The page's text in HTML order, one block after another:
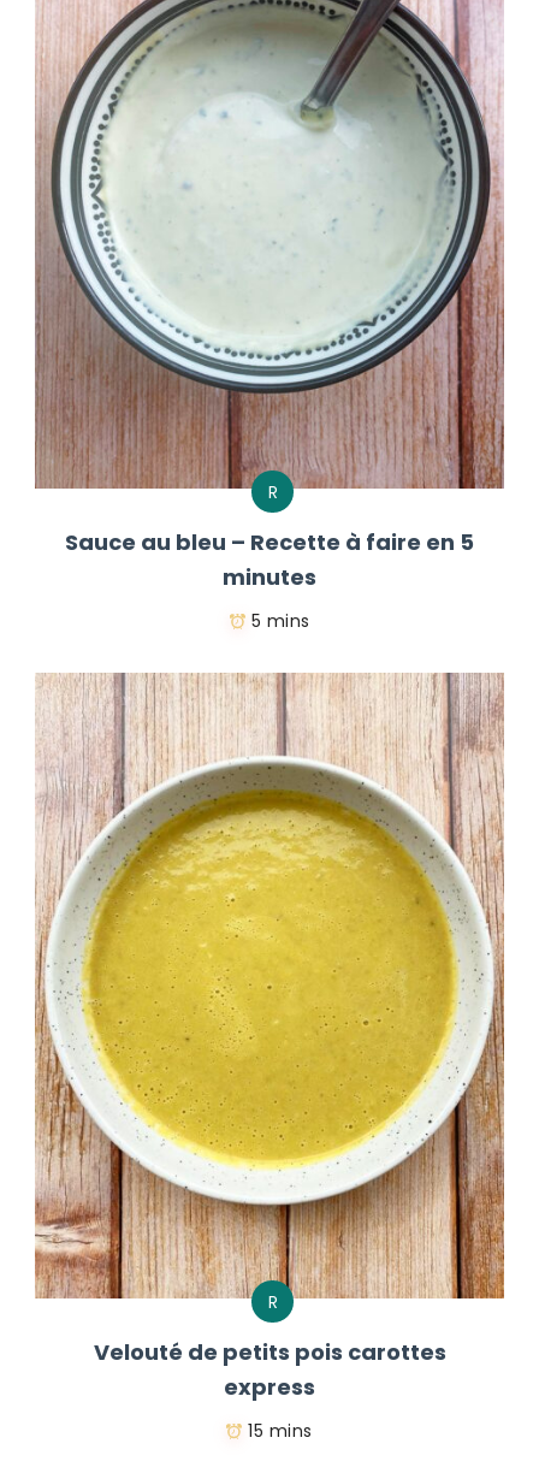
R
Sauce au bleu – Recette à faire en 5
minutes
5 mins
R
Velouté de petits pois carottes
express
15 mins